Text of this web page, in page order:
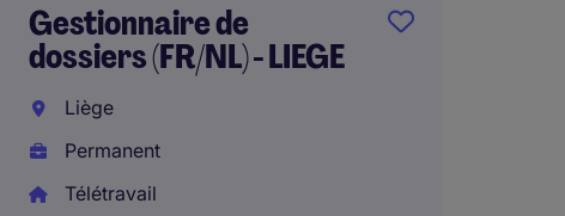
Gestionnaire de
dossiers (FR/NL) - LIEGE
Liège
Permanent
Télétravail